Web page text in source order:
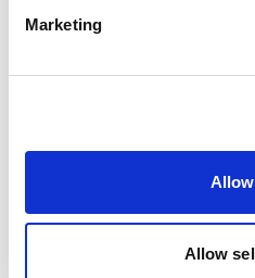
Find out more about how
and set your preferences in
provide social media
may combine it with other
provided to them or that
Marketing
Allow